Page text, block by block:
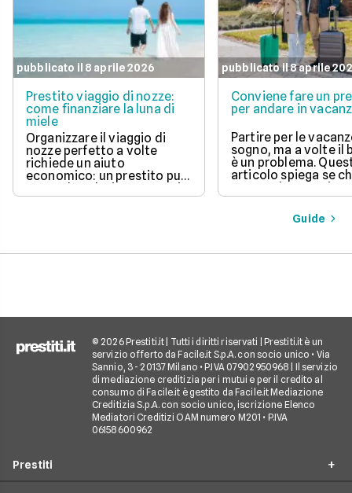
pubblicato il 8 aprile 2026
Prestito viaggio di nozze:
come finanziare la luna di
miele
Organizzare il viaggio di
nozze perfetto a volte
richiede un aiuto
economico: un prestito può
come funziona, quali tipi ci
pubblicato il 8 aprile
Conviene fare un
per andare in
Partire per le
sogno, ma a volte il
è un problema.
articolo spiega se
una buona idea,
vantaggi come la
di partire subito e
pagare. Scopri
Guide
© 2026 Prestiti.it | Tutti i diritti riservati | Prestiti.it è un
servizio offerto da Facile.it S.p.A. con socio unico • Via
Sannio, 3 - 20137 Milano • P.IVA 07902950968 | Il servizio
di mediazione creditizia per i mutui e per il credito al
consumo di Facile.it è gestito da Facile.it Mediazione
Creditizia S.p.A. con socio unico, iscrizione Elenco
Mediatori Creditizi OAM numero M201 • P.IVA
06158600962
Prestiti